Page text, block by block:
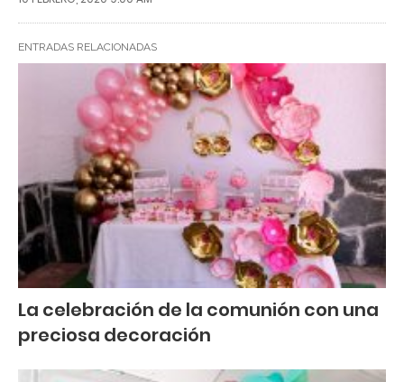
ENTRADAS RELACIONADAS
La celebración de la comunión con una
preciosa decoración